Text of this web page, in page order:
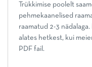
Trükkimise poolelt
pehmekaanelised
raamatud 2-3
alates hetkest, kui
PDF fail.